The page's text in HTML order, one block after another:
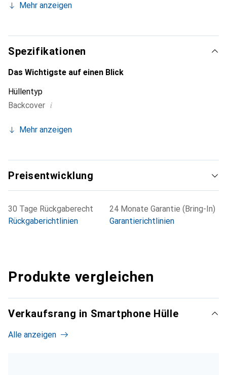
unverzichtbaren Accessoire für Ihr Smartphone.
die Marke Noreve eine sichere Wahl für eine
anspruchsvolle Kundschaft.
Mehr anzeigen
Spezifikationen
Das Wichtigste auf einen Blick
Hüllentyp
Backcover i
Mehr anzeigen
Preisentwicklung
30 Tage Rückgaberecht
Rückgaberichtlinien
24 Monate Garantie (Bring-In)
Garantierichtlinien
Produkte vergleichen
Verkaufsrang in Smartphone Hülle
Alle anzeigen